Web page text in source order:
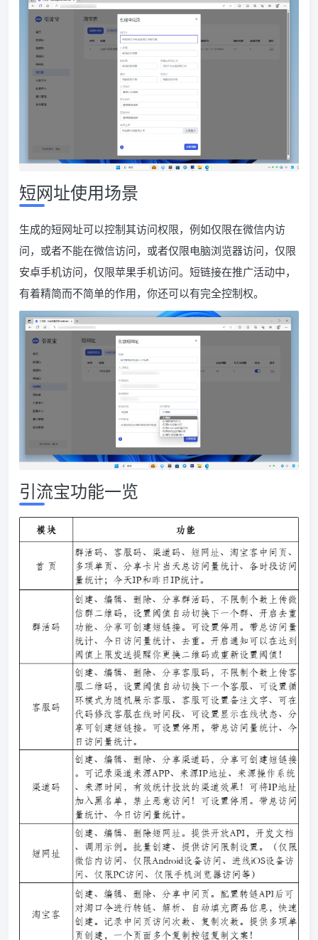
短网址使用场景
生成的短网址可以控制其访问权限，例如仅限在微信内访
问，或者不能在微信访问，或者仅限电脑浏览器访问，仅限
安卓手机访问，仅限苹果手机访问。短链接在推广活动中，
有着精简而不简单的作用，你还可以有完全控制权。
引流宝功能一览